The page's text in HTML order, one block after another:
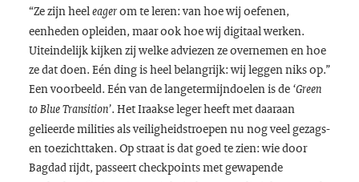
“Ze zijn heel eagerom te leren: van hoe wij oefenen,
eenheden opleiden, maar ook hoe wij digitaal werken.
Uiteindelijk kijken zij welke adviezen ze overnemen en hoe
ze dat doen. Eén ding is heel belangrijk: wij leggen niks op.”
Een voorbeeld. Eén van de langetermijndoelen is de ‘Green
to Blue Transition’. Het Iraakse leger heeft met daaraan
gelieerde milities als veiligheidstroepen nu nog veel gezags-
en toezichttaken. Op straat is dat goed te zien: wie door
Bagdad rijdt, passeert checkpoints met gewapende